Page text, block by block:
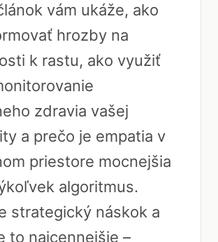
vám ukáže, ako
hrozby na
k rastu, ako využiť
zdravia vašej
a prečo je empatia v
priestore mocnejšia
algoritmus.
strategický náskok a
to najcennejšie –